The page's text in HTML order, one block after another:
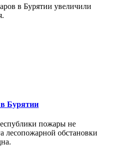
в Бурятии увеличили
Бурятии
пожары не
лесопожарной обстановки